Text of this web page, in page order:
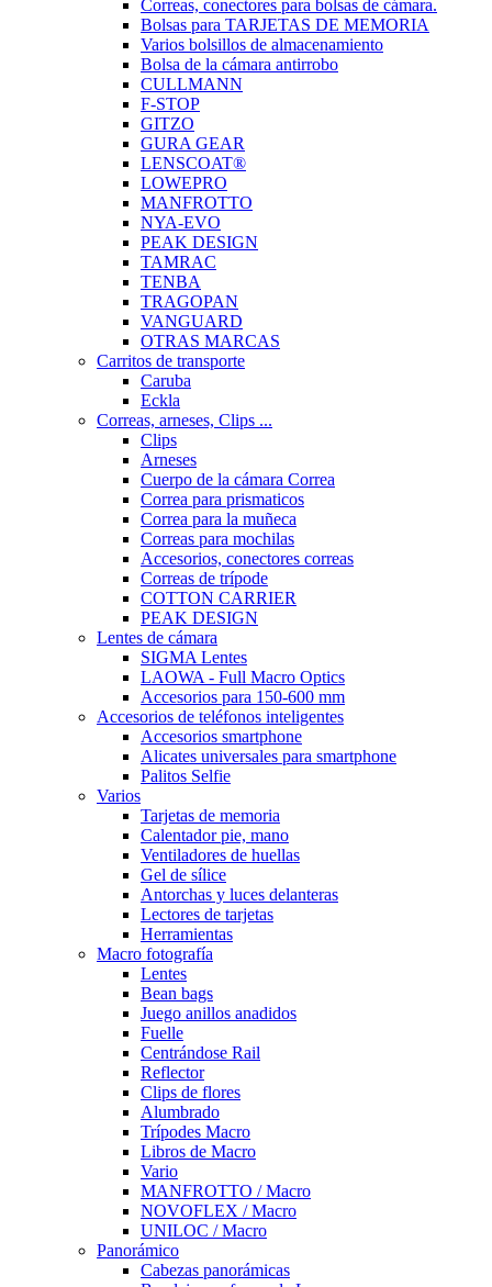
Correas, conectores para bolsas de cámara.
Bolsas para TARJETAS DE MEMORIA
Varios bolsillos de almacenamiento
Bolsa de la cámara antirrobo
CULLMANN
F-STOP
GITZO
GURA GEAR
LENSCOAT®
LOWEPRO
MANFROTTO
NYA-EVO
PEAK DESIGN
TAMRAC
TENBA
TRAGOPAN
VANGUARD
OTRAS MARCAS
Carritos de transporte
Caruba
Eckla
Correas, arneses, Clips ...
Clips
Arneses
Cuerpo de la cámara Correa
Correa para prismaticos
Correa para la muñeca
Correas para mochilas
Accesorios, conectores correas
Correas de trípode
COTTON CARRIER
PEAK DESIGN
Lentes de cámara
SIGMA Lentes
LAOWA - Full Macro Optics
Accesorios para 150-600 mm
Accesorios de teléfonos inteligentes
Accesorios smartphone
Alicates universales para smartphone
Palitos Selfie
Varios
Tarjetas de memoria
Calentador pie, mano
Ventiladores de huellas
Gel de sílice
Antorchas y luces delanteras
Lectores de tarjetas
Herramientas
Macro fotografía
Lentes
Bean bags
Juego anillos anadidos
Fuelle
Centrándose Rail
Reflector
Clips de flores
Alumbrado
Trípodes Macro
Libros de Macro
Vario
MANFROTTO / Macro
NOVOFLEX / Macro
UNILOC / Macro
Panorámico
Cabezas panorámicas